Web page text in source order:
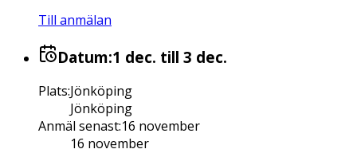
Till anmälan
Datum:1 dec. till 3 dec.
Plats:Jönköping
Jönköping
Anmäl senast:16 november
16 november